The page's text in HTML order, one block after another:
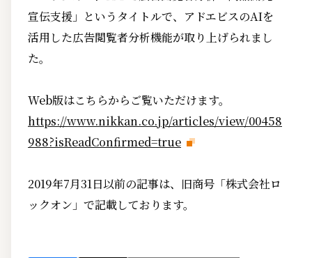
宣伝支援」というタイトルで、アドエビスのAIを
活用した広告閲覧者分析機能が取り上げられまし
た。
Web版はこちらからご覧いただけます。
https://www.nikkan.co.jp/articles/view/00458
988?isReadConfirmed=true
2019年7月31日以前の記事は、旧商号「株式会社ロ
ックオン」で記載しております。